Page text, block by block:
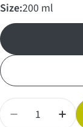
Size:200 ml
Quantité
Diminuer la